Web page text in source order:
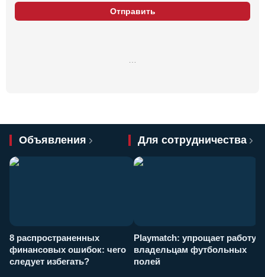
Отправить
Объявления Для сотрудничества
8 распространенных
финансовых ошибок: чего
следует избегать?
Playmatch: упрощает работу
владельцам футбольных
полей